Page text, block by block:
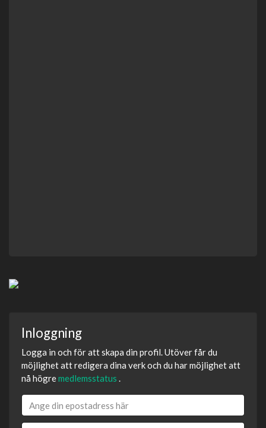
Inloggning
Logga in och för att skapa din profil. Utöver får du
möjlighet att redigera dina verk och du har möjlighet att
nå högremedlemsstatus .